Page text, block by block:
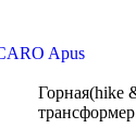
Apus
Горная(hike